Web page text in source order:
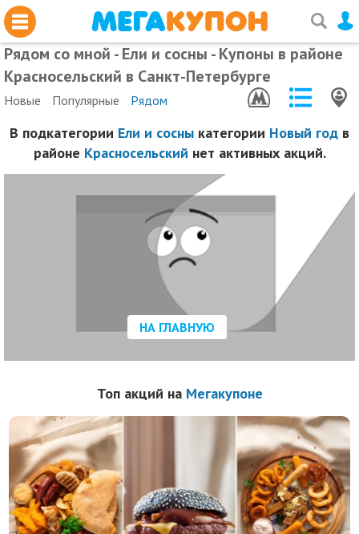
Рядом со мной - Ели и сосны - Купоны в районе
Красносельский в Санкт-Петербурге
Новые Популярные Рядом
В подкатегории Ели и сосны категории Новый год в
районе Красносельский нет активных акций.
НА ГЛАВНУЮ
Топ акций на Мегакупоне